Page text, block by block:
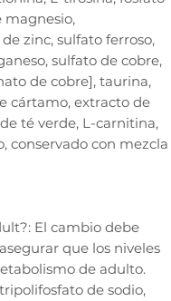
magnesio,
zinc, sulfato ferroso,
sulfato de cobre,
de cobre], taurina,
cártamo, extracto de
té verde, L-carnitina,
conservado con mezcla
El cambio debe
que los niveles
de adulto.
de sodio,